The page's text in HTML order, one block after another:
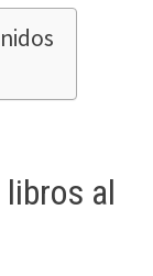
libros al